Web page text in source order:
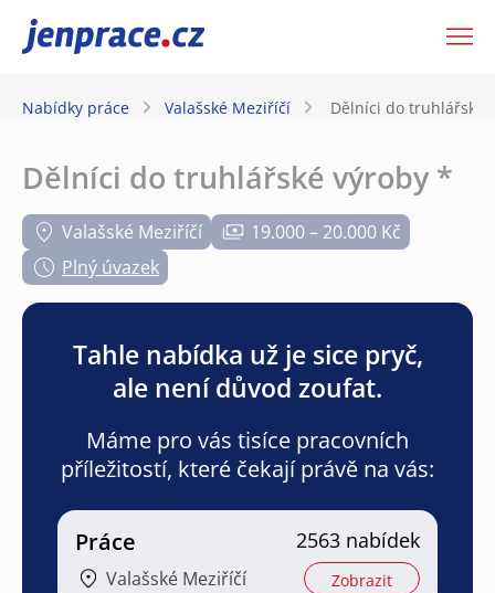
JenPráce.cz
Nabídky práce Valašské Meziříčí Dělníci do truhlářské
Dělníci do truhlářské výroby *
Valašské Meziříčí
19.000 – 20.000 Kč
Plný úvazek
Tahle nabídka už je sice pryč,
ale není důvod zoufat.
Máme pro vás tisíce pracovních
příležitostí, které čekají právě na vás:
Práce
Valašské Meziříčí
2563 nabídek
Zobrazit